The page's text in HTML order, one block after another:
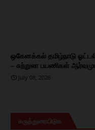
ஒகேனக்கல் தமிழ்நாடு
– சுற்றுலா பயணிகள்
July 08, 2026
கருத்துரையிடுக